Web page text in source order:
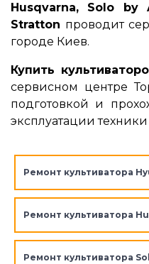
Husqvarna, Solo by
Stratton проводит
городе Киев.
Купить
сервисном центре
подготовкой и
эксплуатации
Ремонт культиватора
Ремонт культиватора
Ремонт культиватора